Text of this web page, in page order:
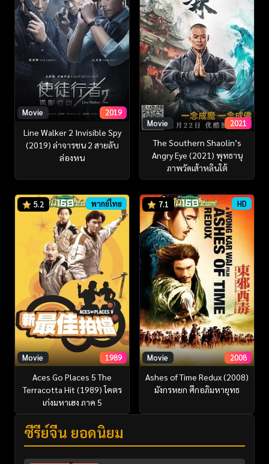
Movie 2019
Line Walker 2 Invisible Spy
(2019) ล่าจารชน 2 สายลับ
ล่องหน
Movie 2021
The Southern Shaolin’s
Angry Eye (2021) พุทธานุ
ภาพวัดเส้าหลินใต้
5.2 พากย์ไทย
Movie 1989
Aces Go Places 5 The
Terracotta Hit (1989) โคตร
เก่งมหาเฮง ภาค 5
7.1 HD
Movie 2008
Ashes of Time Redux (2008)
มังกรหยก ศึกอภิมหายุทธ
ซีรี่ย์จีน ยอดนิยม